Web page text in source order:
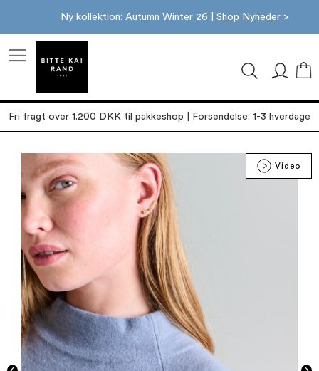
Ny kollektion: Autumn Winter 26 | Shop Nyheder>
Fri fragt over 1.200 DKK til pakkeshop | Forsendelse: 1-3 hverdage
slutningen
billedgalleriet
Video